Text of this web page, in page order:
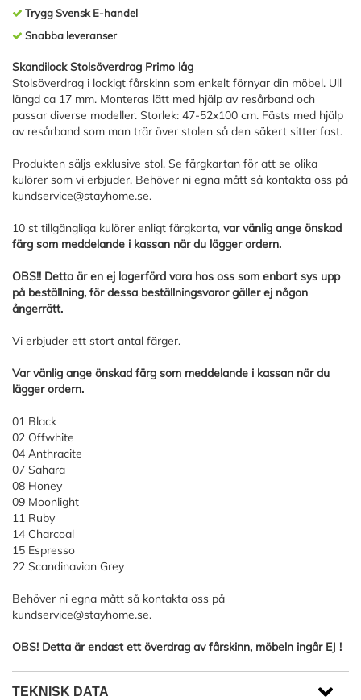
Trygg Svensk E-handel
Snabba leveranser
Skandilock Stolsöverdrag Primo låg
Stolsöverdrag i lockigt fårskinn som enkelt förnyar din möbel. Ull
längd ca 17 mm. Monteras lätt med hjälp av resårband och
passar diverse modeller. Storlek: 47-52x100 cm. Fästs med hjälp
av resårband som man trär över stolen så den säkert sitter fast.
Produkten säljs exklusive stol. Se färgkartan för att se olika
kulörer som vi erbjuder. Behöver ni egna mått så kontakta oss på
kundservice@stayhome.se.
10 st tillgängliga kulörer enligt färgkarta, var vänlig ange önskad
färg som meddelande i kassan när du lägger ordern.
OBS!! Detta är en ej lagerförd vara hos oss som enbart sys upp
på beställning, för dessa beställningsvaror gäller ej någon
ångerrätt.
Vi erbjuder ett stort antal färger.
Var vänlig ange önskad färg som meddelande i kassan när du
lägger ordern.
01 Black
02 Offwhite
04 Anthracite
07 Sahara
08 Honey
09 Moonlight
11 Ruby
14 Charcoal
15 Espresso
22 Scandinavian Grey
Behöver ni egna mått så kontakta oss på
kundservice@stayhome.se.
OBS! Detta är endast ett överdrag av fårskinn, möbeln ingår EJ !
TEKNISK DATA